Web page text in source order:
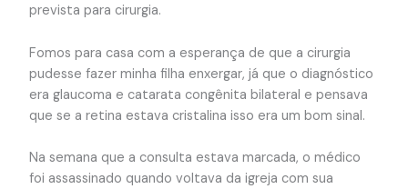
prevista para cirurgia.
Fomos para casa com a esperança de que a cirurgia
pudesse fazer minha filha enxergar, já que o diagnóstico
era glaucoma e catarata congênita bilateral e pensava
que se a retina estava cristalina isso era um bom sinal.
Na semana que a consulta estava marcada, o médico
foi assassinado quando voltava da igreja com sua